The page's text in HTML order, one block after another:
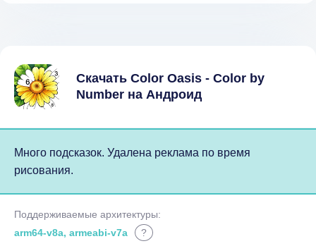
Скачать Color Oasis - Color by
Number на Андроид
Много подсказок. Удалена реклама по время
рисования.
Поддерживаемые архитектуры:
arm64-v8a, armeabi-v7a
?